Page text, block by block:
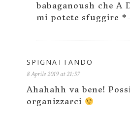
babaganoush che A
mi potete sfuggire
SPIGNATTANDO
8 Aprile 2019 at 21:57
Ahahahh va bene!
organizzarci